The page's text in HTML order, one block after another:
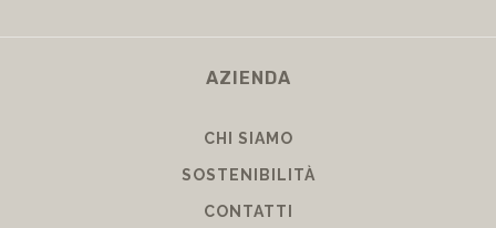
AZIENDA
CHI SIAMO
SOSTENIBILITÀ
CONTATTI